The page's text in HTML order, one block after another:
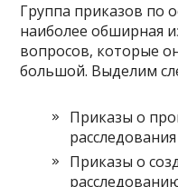
Группа приказов по
наиболее обширная
вопросов, которые
большой. Выделим
Приказы о
расследования
Приказы о